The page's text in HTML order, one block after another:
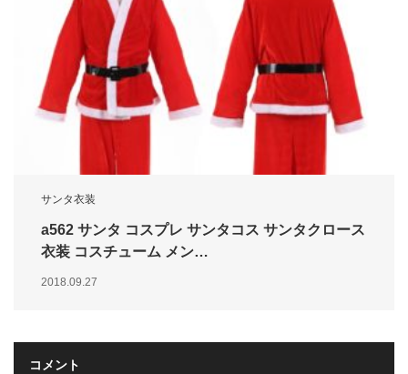
サンタ衣装
a562 サンタ コスプレ サンタコス サンタクロース
衣装 コスチューム メン…
2018.09.27
コメント